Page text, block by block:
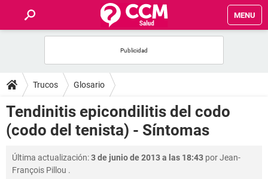
MENU
FOROS
SALUD
FAMILIA
NUTRICIÓN
Trucos Glosario
Tendinitis epicondilitis del codo
(codo del tenista) - Síntomas
Última actualización:3 de junio de 2013 a las 18:43 porJean-
François Pillou .